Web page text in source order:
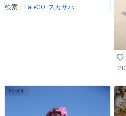
検索： FateGO スカサハ